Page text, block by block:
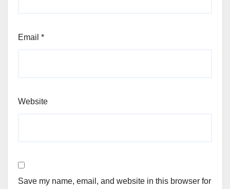
Email *
Website
Save my name, email, and website in this browser for